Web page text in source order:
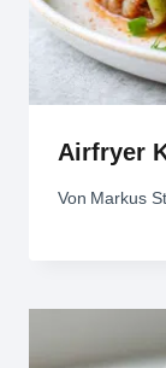
Airfryer
Von Markus